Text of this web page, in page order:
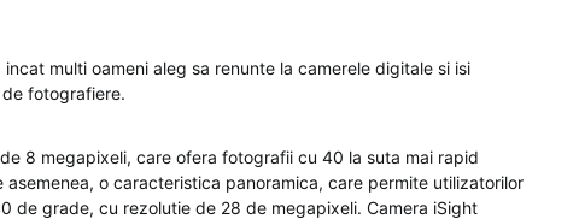
multi oameni aleg sa renunte la camerele digitale si isi
fotografiere.
8 megapixeli, care ofera fotografii cu 40 la suta mai rapid
o caracteristica panoramica, care permite utilizatorilor
de grade, cu rezolutie de 28 de megapixeli. Camera iSight